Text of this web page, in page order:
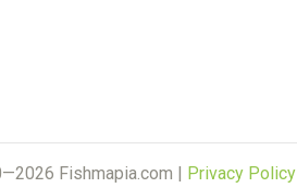
Fishmapia.com | Privacy Policy